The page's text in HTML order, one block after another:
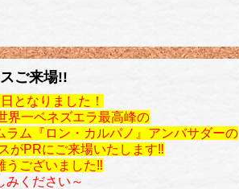
ご来場!!
となりました！
界一ベネズエラ最高峰の
ラム『ロン・カルパノ』アンバサダーの
がPRにご来場いたします‼
うございました‼
みください～